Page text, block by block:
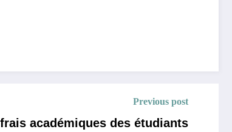
Previous post
académiques des étudiants